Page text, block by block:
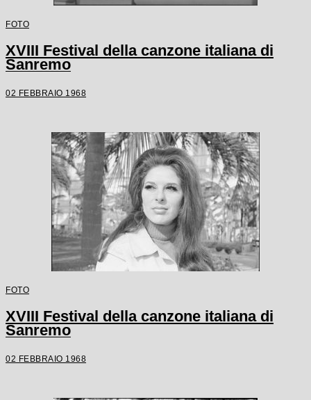
FOTO
XVIII Festival della canzone italiana di
Sanremo
02 FEBBRAIO 1968
FOTO
XVIII Festival della canzone italiana di
Sanremo
02 FEBBRAIO 1968